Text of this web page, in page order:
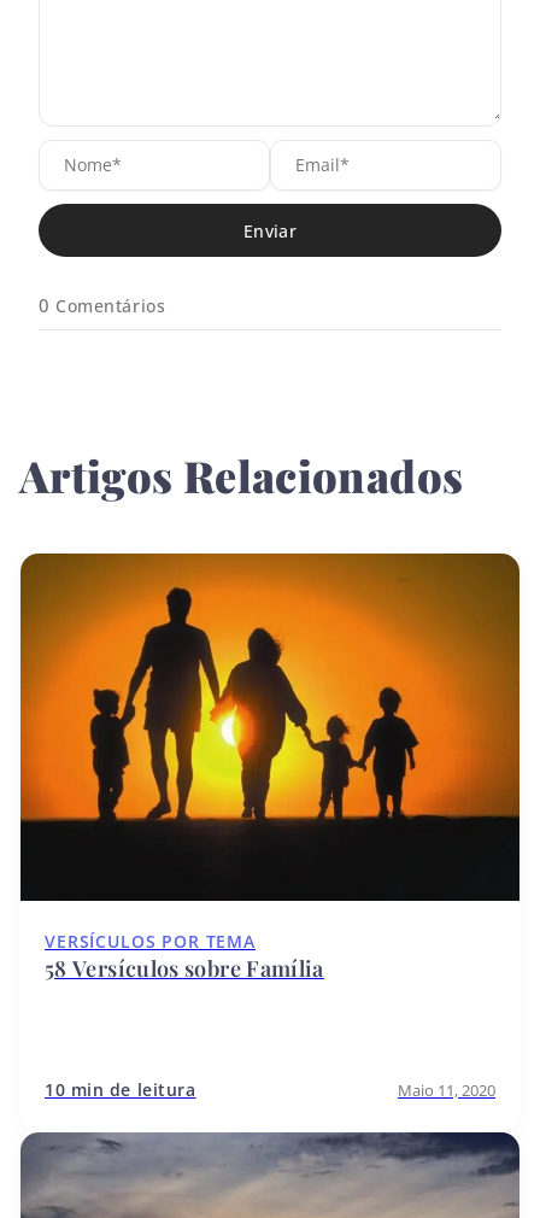
N
o
m
e
*
E
i
0 Comentários
Artigos Relacionados
VERSÍCULOS POR TEMA
58 Versículos sobre Família
10 min de leitura Maio 11, 2020